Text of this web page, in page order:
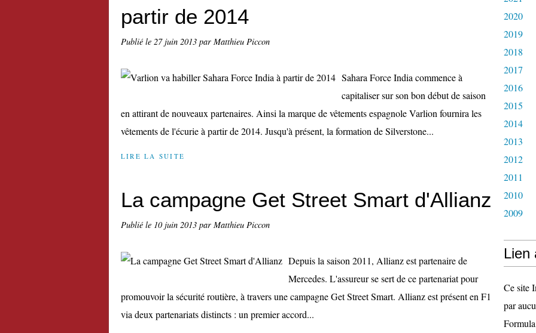
partir de 2014
Publié le 27 juin 2013 par Matthieu Piccon
Sahara Force India commence à
capitaliser sur son bon début de saison
en attirant de nouveaux partenaires. Ainsi la marque de vêtements espagnole Varlion fournira les
vêtements de l'écurie à partir de 2014. Jusqu'à présent, la formation de Silverstone...
LIRE LA SUITE
La campagne Get Street Smart d'Allianz
Publié le 10 juin 2013 par Matthieu Piccon
Depuis la saison 2011, Allianz est partenaire de
Mercedes. L'assureur se sert de ce partenariat pour
promouvoir la sécurité routière, à travers une campagne Get Street Smart. Allianz est présent en F1
via deux partenariats distincts : un premier accord...
2020
2019
2018
2017
2016
2015
2014
2013
2012
2011
2010
2009
Lien
Ce site
par